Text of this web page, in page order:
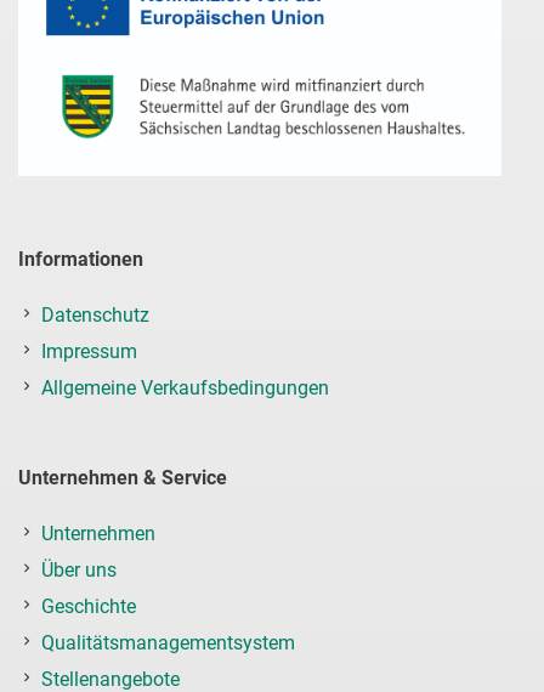
Informationen
Datenschutz
Impressum
Allgemeine Verkaufsbedingungen
Unternehmen & Service
Unternehmen
Über uns
Geschichte
Qualitätsmanagementsystem
Stellenangebote